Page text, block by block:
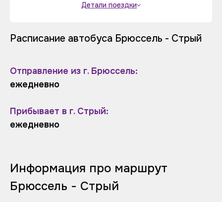
Детали поездки
Расписание автобуса Брюссель - Стрый
Отправление из г. Брюссель:
ежедневно
Прибывает в г. Стрый:
ежедневно
Информация про маршрут
Брюссель - Стрый